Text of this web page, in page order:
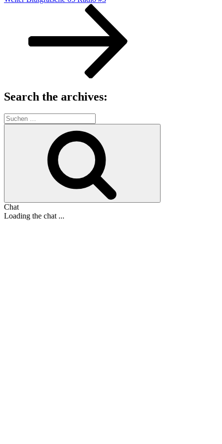
Search the archives:
Suche
nach:
Chat
Loading the chat ...